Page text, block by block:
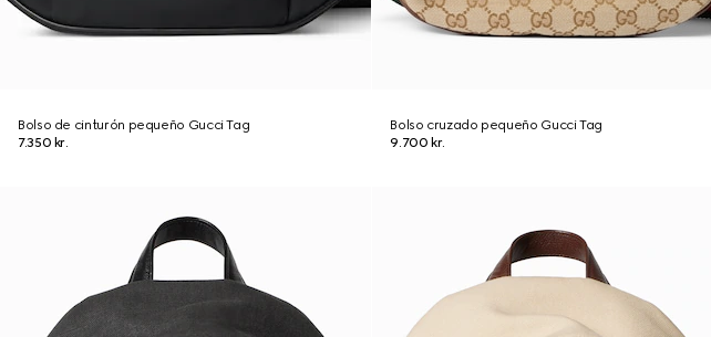
Bolso de cinturón pequeño Gucci Tag
7.350 kr.
Bolso cruzado pequeño Gucci Tag
9.700 kr.